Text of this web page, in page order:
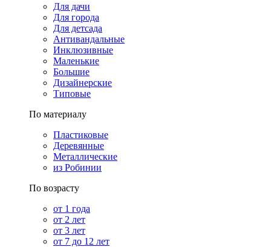
Для дачи
Для города
Для детсада
Антивандальные
Инклюзивные
Маленькие
Большие
Дизайнерские
Типовые
По материалу
Пластиковые
Деревянные
Металлические
из Робинии
По возрасту
от 1 года
от 2 лет
от 3 лет
от 7 до 12 лет